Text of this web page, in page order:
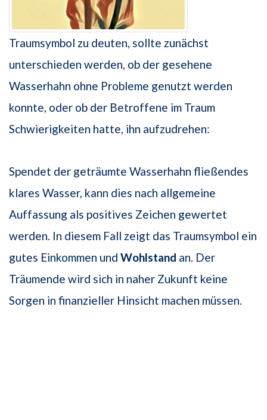
Traumsymbol zu deuten, sollte zunächst
unterschieden werden, ob der gesehene
Wasserhahn ohne Probleme genutzt werden
konnte, oder ob der Betroffene im Traum
Schwierigkeiten hatte, ihn aufzudrehen:
Spendet der geträumte Wasserhahn fließendes
klares Wasser, kann dies nach allgemeine
Auffassung als positives Zeichen gewertet
werden. In diesem Fall zeigt das Traumsymbol ein
gutes Einkommen und Wohlstand an. Der
Träumende wird sich in naher Zukunft keine
Sorgen in finanzieller Hinsicht machen müssen.